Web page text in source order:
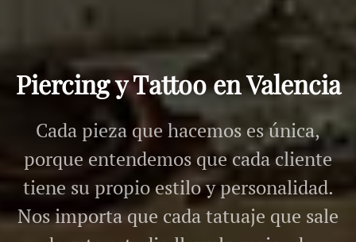
Piercing y Tattoo en Valencia
Cada pieza que hacemos es única,
porque entendemos que cada cliente
tiene su propio estilo y personalidad.
Nos importa que cada tatuaje que sale